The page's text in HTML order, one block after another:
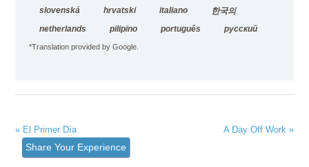
slovenská
hrvatski italiano
한국의
netherlands
pilipino português русский
*Translation provided by Google.
« El Primer Día A Day Off Work »
Share Your Experience